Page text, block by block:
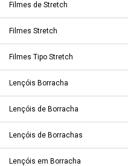
Filmes de Stretch
Filmes Stretch
Filmes Tipo Stretch
Lençóis Borracha
Lençóis de Borracha
Lençóis de Borrachas
Lençóis em Borracha